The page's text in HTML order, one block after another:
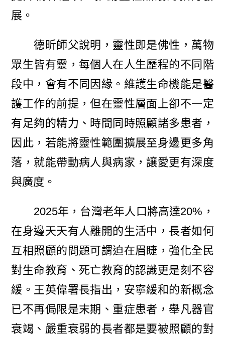
展。
德昕師父說明，靈性即是佛性，萬物
眾生皆有靈，每個人在人生歷程的不同階
段中，會有不同因緣。維護生命機能是醫
護工作的前提，但在靈性層面上卻不一定
有足夠的精力、時間同時照顧諸多患者，
因此，若能將靈性範圍擴展至身邊更多角
落，就能帶動病人與病家，讓愛更有深度
與廣度。
2025年，台灣老年人口將高達20%，
在身邊天天有人離開的生活中，長者如何
互相照顧的問題可謂迫在眉睫，強化全民
對生命教育、死亡教育的認識更是刻不容
緩。王英偉署長指出，安寧緩和的新概念
已不再侷限是末期、重症患者，舉凡器官
衰竭、嚴重衰弱的長者都是要被照顧的對